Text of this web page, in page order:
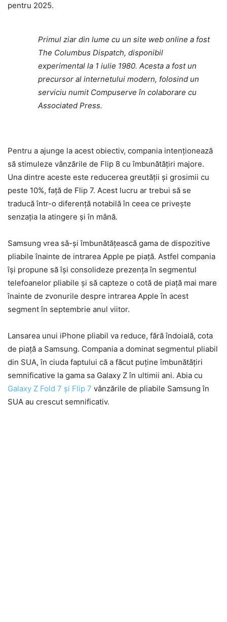
pentru 2025.
Primul ziar din lume cu un site web online a fost
The Columbus Dispatch, disponibil
experimental la 1 iulie 1980. Acesta a fost un
precursor al internetului modern, folosind un
serviciu numit Compuserve în colaborare cu
Associated Press.
Pentru a ajunge la acest obiectiv, compania intenționează
să stimuleze vânzările de Flip 8 cu îmbunătățiri majore.
Una dintre aceste este reducerea greutății și grosimii cu
peste 10%, față de Flip 7. Acest lucru ar trebui să se
traducă într-o diferență notabilă în ceea ce privește
senzația la atingere și în mână.
Samsung vrea să-și îmbunătățească gama de dispozitive
pliabile înainte de intrarea Apple pe piață. Astfel compania
își propune să își consolideze prezența în segmentul
telefoanelor pliabile și să capteze o cotă de piață mai mare
înainte de zvonurile despre intrarea Apple în acest
segment în septembrie anul viitor.
Lansarea unui iPhone pliabil va reduce, fără îndoială, cota
de piață a Samsung. Compania a dominat segmentul pliabil
din SUA, în ciuda faptului că a făcut puține îmbunătățiri
semnificative la gama sa Galaxy Z în ultimii ani. Abia cu
Galaxy Z Fold 7 și Flip 7 vânzările de pliabile Samsung în
SUA au crescut semnificativ.